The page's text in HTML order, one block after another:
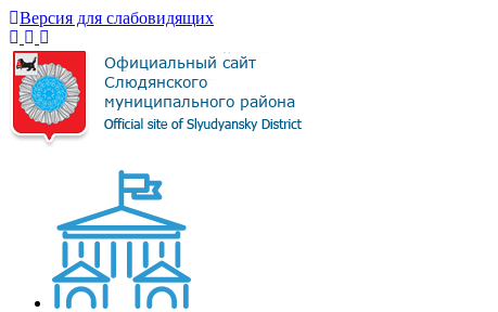
Версия для слабовидящих